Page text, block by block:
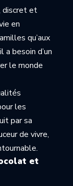
discret et
en
qu’aux
besoin d’un
le monde
les
par sa
de vivre,
et